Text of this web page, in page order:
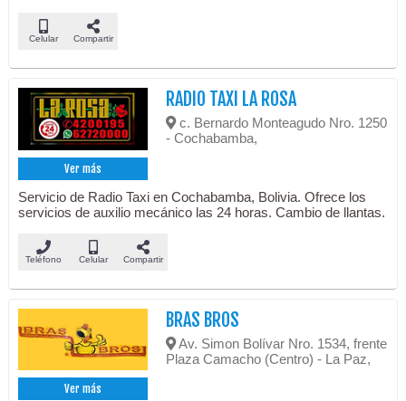
Celular Compartir
Ver más
RADIO TAXI LA ROSA
c. Bernardo Monteagudo Nro. 1250
- Cochabamba,
Servicio de Radio Taxi en Cochabamba, Bolivia. Ofrece los
servicios de auxilio mecánico las 24 horas. Cambio de llantas.
Teléfono Celular Compartir
Ver más
BRAS BROS
Av. Simon Bolívar Nro. 1534, frente
Plaza Camacho (Centro) - La Paz,